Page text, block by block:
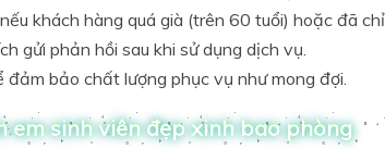
khách hàng quá già (trên 60 tuổi) hoặc đã
gửi phản hồi sau khi sử dụng dịch vụ.
đảm bảo chất lượng phục vụ như mong đợi.
em sinh viên đẹp xinh bao phòng